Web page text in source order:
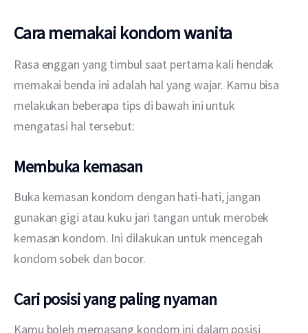
Cara memakai kondom wanita
Rasa enggan yang timbul saat pertama kali hendak
memakai benda ini adalah hal yang wajar. Kamu bisa
melakukan beberapa tips di bawah ini untuk
mengatasi hal tersebut:
Membuka kemasan
Buka kemasan kondom dengan hati-hati, jangan
gunakan gigi atau kuku jari tangan untuk merobek
kemasan kondom. Ini dilakukan untuk mencegah
kondom sobek dan bocor.
Cari posisi yang paling nyaman
Kamu boleh memasang kondom ini dalam posisi